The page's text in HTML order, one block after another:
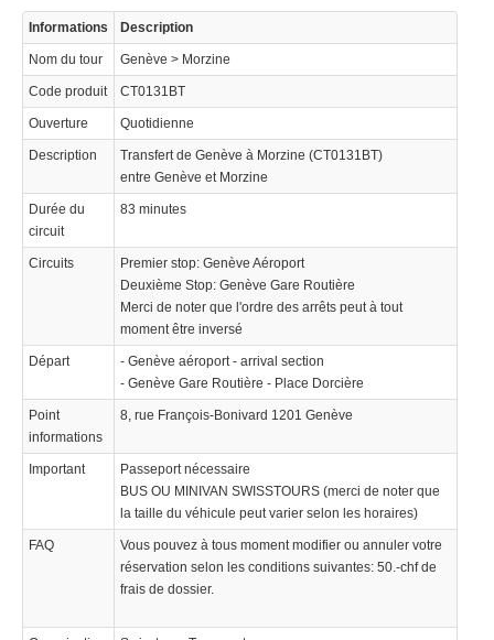
$
MON PANIER
CONNEXION
Informations Description
Nom du tour Genève > Morzine
Code produit CT0131BT
Ouverture Quotidienne
Description
Transfert de Genève à Morzine (CT0131BT)
entre Genève et Morzine
Durée du
circuit
83 minutes
Circuits
Premier stop: Genève Aéroport
Deuxième Stop: Genève Gare Routière
Merci de noter que l'ordre des arrêts peut à tout
moment être inversé
Départ
- Genève aéroport - arrival section
- Genève Gare Routière - Place Dorcière
Point
informations
8, rue François-Bonivard 1201 Genève
Important
Passeport nécessaire
BUS OU MINIVAN SWISSTOURS (merci de noter que
la taille du véhicule peut varier selon les horaires)
FAQ
Vous pouvez à tous moment modifier ou annuler votre
réservation selon les conditions suivantes: 50.-chf de
frais de dossier.
Swisstours Transport SA a été fondé en 1986. Spécialisés dans le
transport de personnes individuelles, nous sommes les leaders
incontestés au départ de Genève avec plus de 100'000 personnes
qui chaque année nous font confiance.
Opéré par
© 2021 Swisstours Transports SA - All rights reserved.